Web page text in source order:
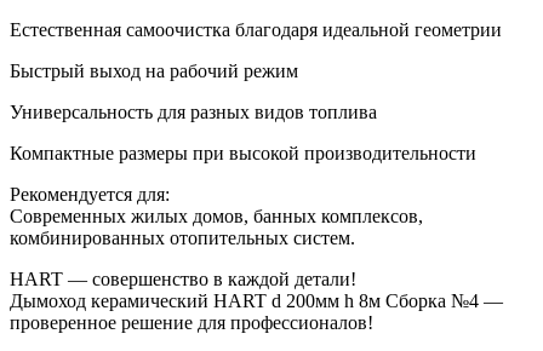
Естественная самоочистка благодаря идеальной геометрии
Быстрый выход на рабочий режим
Универсальность для разных видов топлива
Компактные размеры при высокой производительности
Рекомендуется для:
Современных жилых домов, банных комплексов,
комбинированных отопительных систем.
HART — совершенство в каждой детали!
Дымоход керамический HART d 200мм h 8м Сборка №4 —
проверенное решение для профессионалов!